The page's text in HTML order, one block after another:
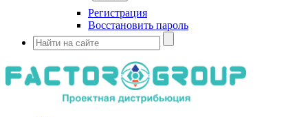
Регистрация
Восстановить пароль